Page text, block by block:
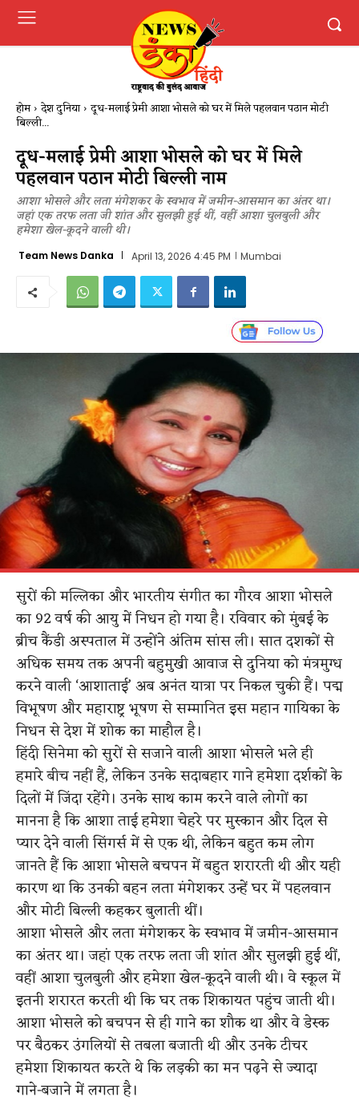
होम देश दुनिया दूध-मलाई प्रेमी आशा भोसले को घर में मिले पहलवान पठान मोटी
बिल्ली...
दूध-मलाई प्रेमी आशा भोसले को घर में मिले
पहलवान पठान मोटी बिल्ली नाम
आशा भोसले और लता मंगेशकर के स्वभाव में जमीन-आसमान का अंतर था।
जहां एक तरफ लता जी शांत और सुलझी हुई थीं, वहीं आशा चुलबुली और
हमेशा खेल-कूदने वाली थी।
Team News Danka April 13, 2026 4:45 PM Mumbai
सुरों की मल्लिका और भारतीय संगीत का गौरव आशा भोसले
का 92 वर्ष की आयु में निधन हो गया है। रविवार को मुंबई के
ब्रीच कैंडी अस्पताल में उन्होंने अंतिम सांस ली। सात दशकों से
अधिक समय तक अपनी बहुमुखी आवाज से दुनिया को मंत्रमुग्ध
करने वाली ‘आशाताई’ अब अनंत यात्रा पर निकल चुकी हैं। पद्म
विभूषण और महाराष्ट्र भूषण से सम्मानित इस महान गायिका के
निधन से देश में शोक का माहौल है।
हिंदी सिनेमा को सुरों से सजाने वाली आशा भोसले भले ही
हमारे बीच नहीं हैं, लेकिन उनके सदाबहार गाने हमेशा दर्शकों के
दिलों में जिंदा रहेंगे। उनके साथ काम करने वाले लोगों का
मानना है कि आशा ताई हमेशा चेहरे पर मुस्कान और दिल से
प्यार देने वाली सिंगर्स में से एक थी, लेकिन बहुत कम लोग
जानते हैं कि आशा भोसले बचपन में बहुत शरारती थी और यही
कारण था कि उनकी बहन लता मंगेशकर उन्हें घर में पहलवान
और मोटी बिल्ली कहकर बुलाती थीं।
आशा भोसले और लता मंगेशकर के स्वभाव में जमीन-आसमान
का अंतर था। जहां एक तरफ लता जी शांत और सुलझी हुई थीं,
वहीं आशा चुलबुली और हमेशा खेल-कूदने वाली थी। वे स्कूल में
इतनी शरारत करती थी कि घर तक शिकायत पहुंच जाती थी।
आशा भोसले को बचपन से ही गाने का शौक था और वे डेस्क
पर बैठकर उंगलियों से तबला बजाती थी और उनके टीचर
हमेशा शिकायत करते थे कि लड़की का मन पढ़ने से ज्यादा
गाने-बजाने में लगता है।